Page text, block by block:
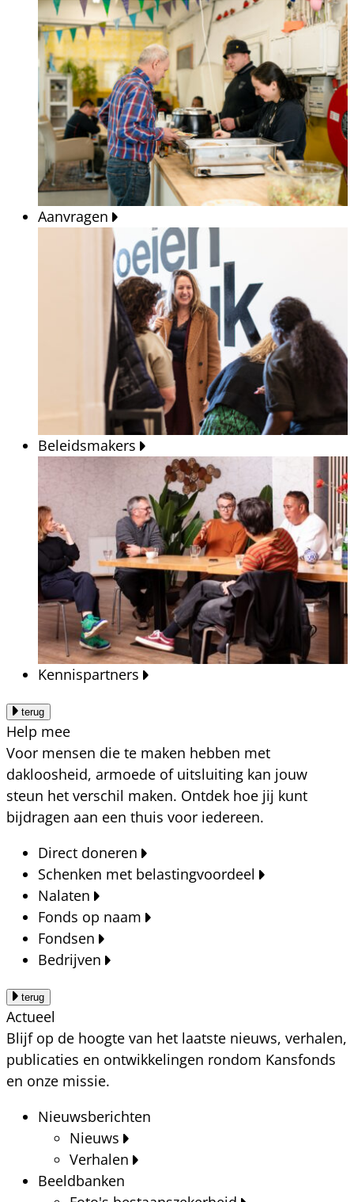
Aanvragen
Beleidsmakers
Kennispartners
terug
Help mee
Voor mensen die te maken hebben met
dakloosheid, armoede of uitsluiting kan jouw
steun het verschil maken. Ontdek hoe jij kunt
bijdragen aan een thuis voor iedereen.
Direct doneren
Schenken met belastingvoordeel
Nalaten
Fonds op naam
Fondsen
Bedrijven
terug
Actueel
Blijf op de hoogte van het laatste nieuws, verhalen,
publicaties en ontwikkelingen rondom Kansfonds
en onze missie.
Nieuwsberichten
Nieuws
Verhalen
Beeldbanken